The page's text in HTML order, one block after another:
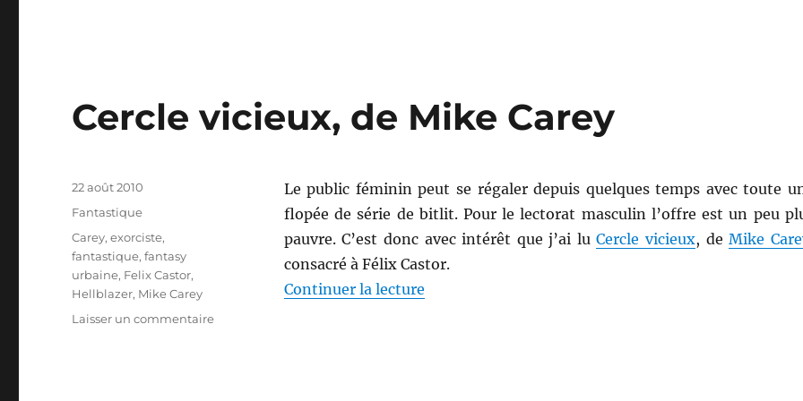
Cercle vicieux, de Mike Carey
Le public féminin peut se régaler depuis quelques temps avec toute
flopée de série de bitlit. Pour le lectorat masculin l’offre est un peu
pauvre. C’est donc avec intérêt que j’ai luCercle vicieux, deMike
consacré à Félix Castor.
Continuer la lecturede « Cercle vicieux, de Mike Carey »
Publié
22 août 2010
Catégories
Fantastique
Étiquettes
Carey,exorciste,
fantastique,fantasy
urbaine, Felix Castor,
Hellblazer, Mike Carey
Laisser un commentairesur